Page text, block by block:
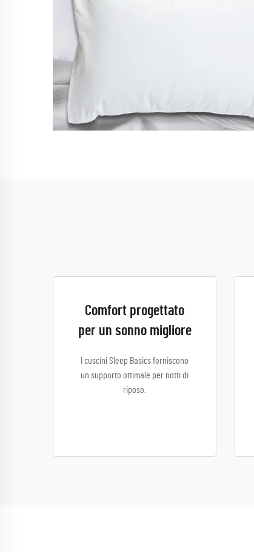
Comfort progettato
per un sonno migliore
I cuscini Sleep Basics forniscono
un supporto ottimale per notti di
riposo.